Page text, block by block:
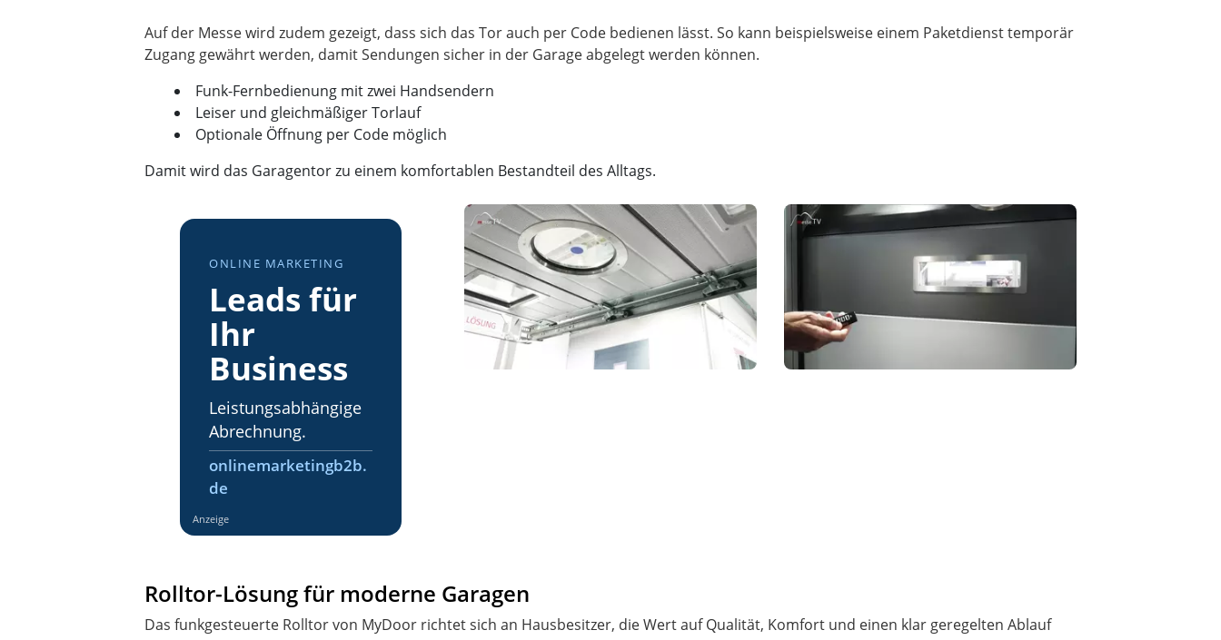
Auf der Messe wird zudem gezeigt, dass sich das Tor auch per Code bedienen lässt. So kann beispielsweise einem Paketdienst temporär
Funk-Fernbedienung mit zwei Handsendern
Leiser und gleichmäßiger Torlauf
Optionale Öffnung per Code möglich
Damit wird das Garagentor zu einem komfortablen Bestandteil des Alltags.
ONLINE MARKETING
Leads für
Ihr
Business
Leistungsabhängige
Abrechnung.
onlinemarketingb2b.
de
Anzeige
Rolltor-Lösung für moderne Garagen
Das funkgesteuerte Rolltor von MyDoor richtet sich an Hausbesitzer, die Wert auf Qualität, Komfort und einen klar geregelten Ablauf